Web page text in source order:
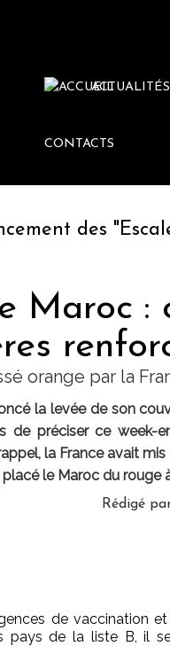
ACTUALITÉS
CONTACTS
des "Escales
Maroc :
orange par la
la levée de son
de préciser ce week-
la France avait
le Maroc du rouge
Rédigé
de vaccination
pays de la liste B, il